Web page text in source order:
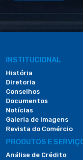
INSTITUCIONAL
História
Diretoria
Conselhos
Documentos
Notícias
Galeria de Imagens
Revista do Comércio
PRODUTOS E
Análise de Crédito